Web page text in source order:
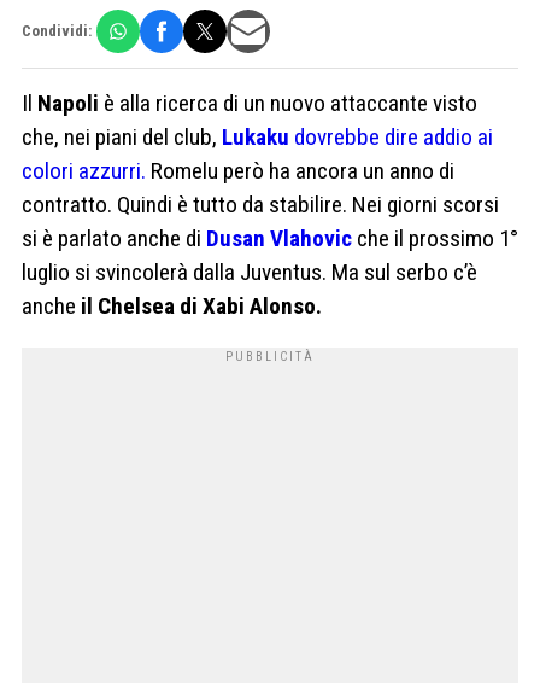
Condividi:
Il Napoli è alla ricerca di un nuovo attaccante visto
che, nei piani del club, Lukaku dovrebbe dire addio ai
colori azzurri. Romelu però ha ancora un anno di
contratto. Quindi è tutto da stabilire. Nei giorni scorsi
si è parlato anche di Dusan Vlahovic che il prossimo 1°
luglio si svincolerà dalla Juventus. Ma sul serbo c’è
anche il Chelsea di Xabi Alonso.